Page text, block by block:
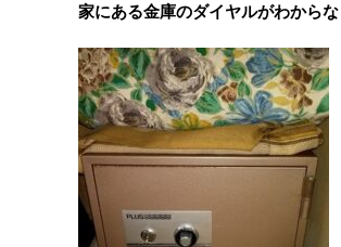
家にある金庫のダイヤルがわから